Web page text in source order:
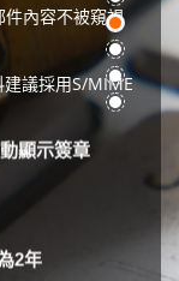
內容不被窺視
議採用S/MIME
顯示簽章
2年